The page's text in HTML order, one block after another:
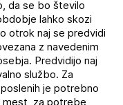
da se bo število
lahko skozi
otrok naj se predvidi
z navedenim
Predvidijo naj
službo. Za
je potrebno
za potrebe